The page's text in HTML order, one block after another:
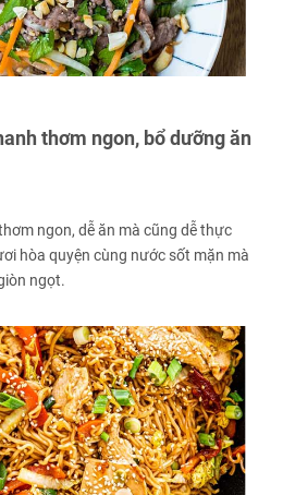
thơm ngon, bổ dưỡng ăn
ngon, dễ ăn mà cũng dễ thực
hòa quyện cùng nước sốt mặn mà
ngọt.